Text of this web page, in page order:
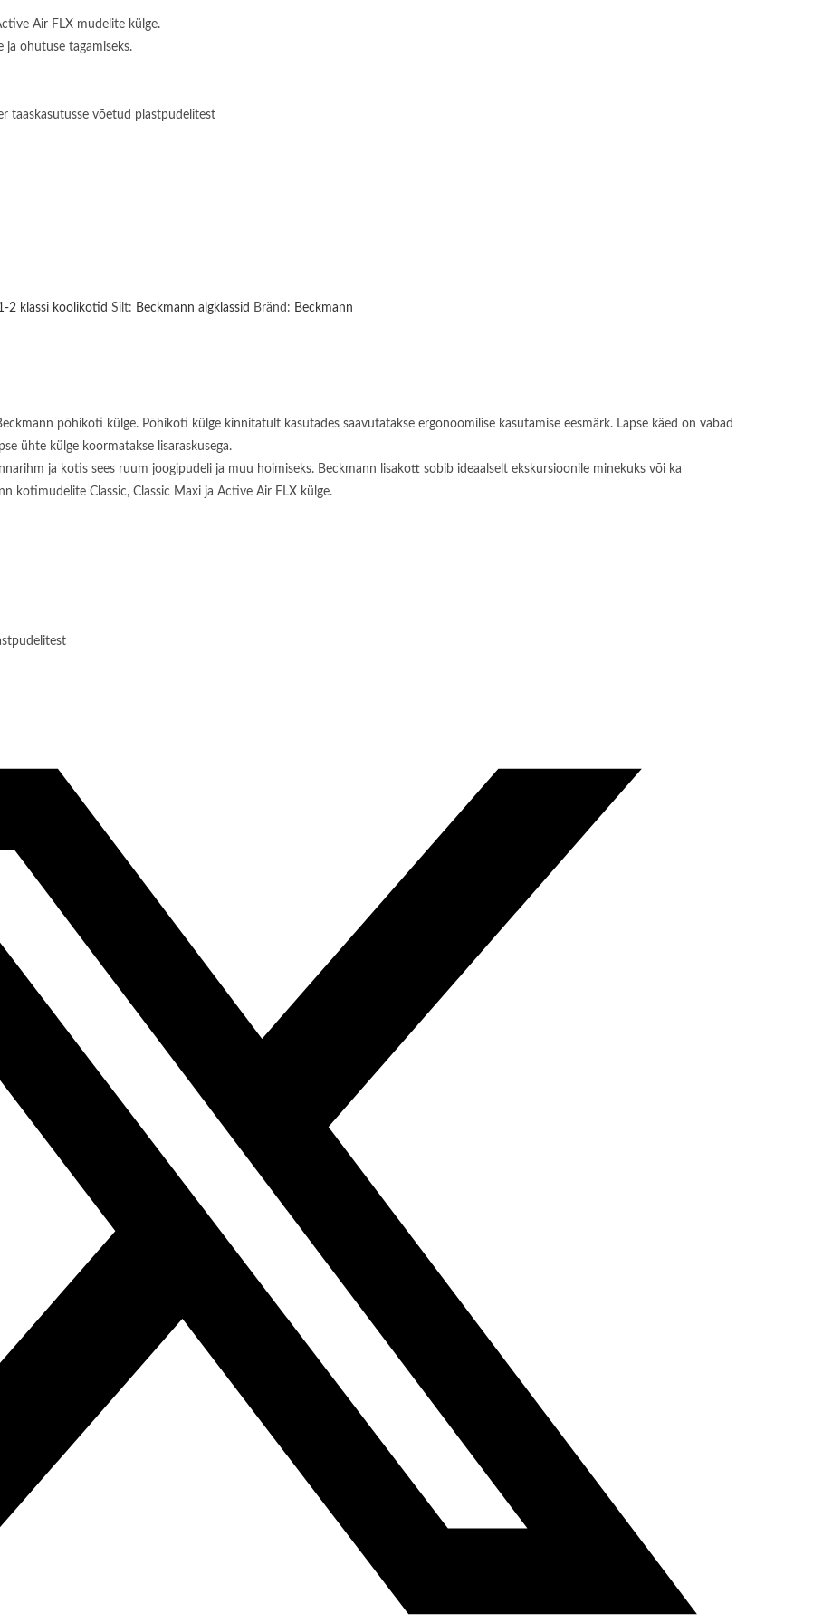
Air FLX mudelite külge.
ja ohutuse tagamiseks.
taaskasutusse võetud plastpudelitest
2 klassi koolikotid Silt: Beckmann algklassid Bränd: Beckmann
põhikoti külge. Põhikoti külge kinnitatult kasutades saavutatakse ergonoomilise kasutamise eesmärk. Lapse käed on vabad
ühte külge koormatakse lisaraskusega.
ja kotis sees ruum joogipudeli ja muu hoimiseks. Beckmann lisakott sobib ideaalselt ekskursioonile minekuks või ka
kotimudelite Classic, Classic Maxi ja Active Air FLX külge.